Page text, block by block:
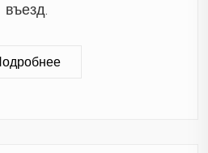
въезд.